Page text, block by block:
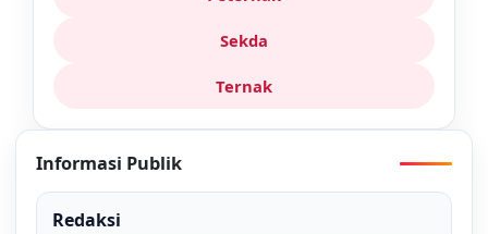
Sekda
Ternak
Informasi Publik
Redaksi